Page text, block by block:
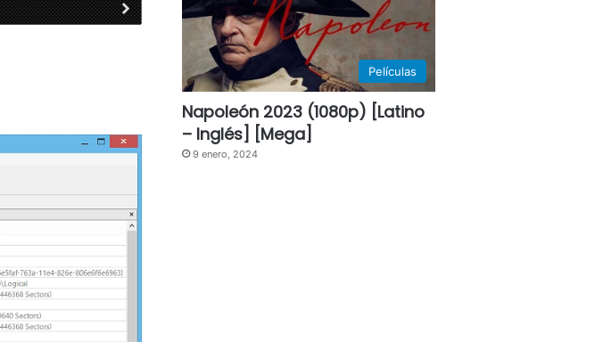
Películas
Napoleón 2023 (1080p) [Latino
– Inglés] [Mega]
9 enero, 2024